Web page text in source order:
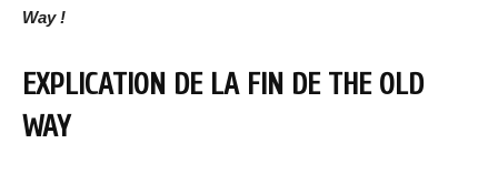
Way !
EXPLICATION DE LA FIN DE THE OLD
WAY